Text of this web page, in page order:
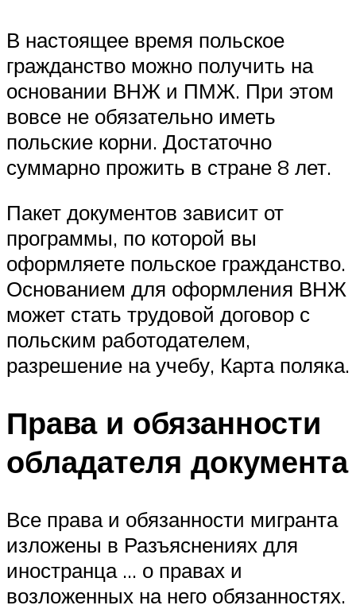
В настоящее время польское
гражданство можно получить на
основании ВНЖ и ПМЖ. При этом
вовсе не обязательно иметь
польские корни. Достаточно
суммарно прожить в стране 8 лет.
Пакет документов зависит от
программы, по которой вы
оформляете польское гражданство.
Основанием для оформления ВНЖ
может стать трудовой договор с
польским работодателем,
разрешение на учебу, Карта поляка.
Права и обязанности
обладателя документа
Все права и обязанности мигранта
изложены в Разъяснениях для
иностранца … о правах и
возложенных на него обязанностях.